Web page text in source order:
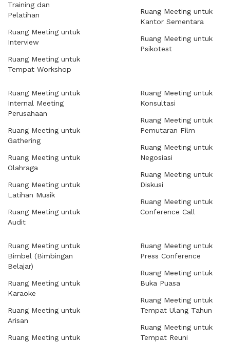
Training dan
Pelatihan
Ruang Meeting untuk
Interview
Ruang Meeting untuk
Tempat Workshop
Ruang Meeting untuk
Kantor Sementara
Ruang Meeting untuk
Psikotest
Ruang Meeting untuk
Internal Meeting
Perusahaan
Ruang Meeting untuk
Gathering
Ruang Meeting untuk
Olahraga
Ruang Meeting untuk
Latihan Musik
Ruang Meeting untuk
Audit
Ruang Meeting untuk
Konsultasi
Ruang Meeting untuk
Pemutaran Film
Ruang Meeting untuk
Negosiasi
Ruang Meeting untuk
Diskusi
Ruang Meeting untuk
Conference Call
Ruang Meeting untuk
Bimbel (Bimbingan
Belajar)
Ruang Meeting untuk
Karaoke
Ruang Meeting untuk
Arisan
Ruang Meeting untuk
Ruang Meeting untuk
Press Conference
Ruang Meeting untuk
Buka Puasa
Ruang Meeting untuk
Tempat Ulang Tahun
Ruang Meeting untuk
Tempat Reuni